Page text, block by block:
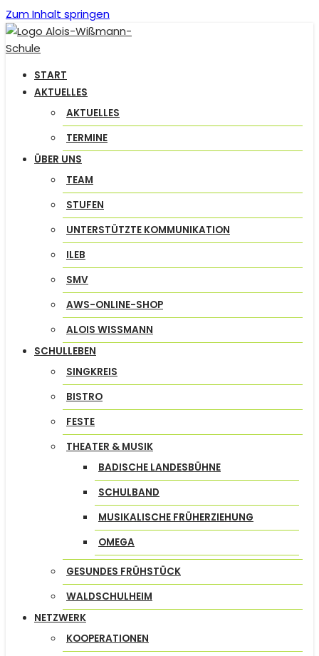
Zum Inhalt springen
START
AKTUELLES
AKTUELLES
TERMINE
ÜBER UNS
TEAM
STUFEN
UNTERSTÜTZTE KOMMUNIKATION
ILEB
SMV
AWS-ONLINE-SHOP
ALOIS WISSMANN
SCHULLEBEN
SINGKREIS
BISTRO
FESTE
THEATER & MUSIK
BADISCHE LANDESBÜHNE
SCHULBAND
MUSIKALISCHE FRÜHERZIEHUNG
OMEGA
GESUNDES FRÜHSTÜCK
WALDSCHULHEIM
NETZWERK
KOOPERATIONEN